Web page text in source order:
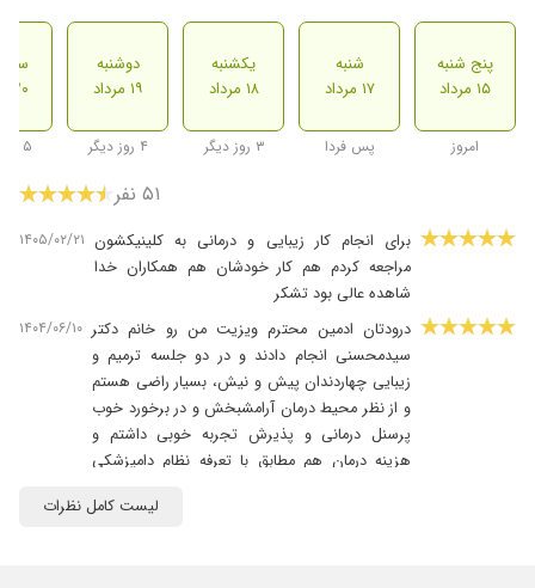
پنج شنبه
۱۵ مرداد
امروز
شنبه
۱۷ مرداد
پس فردا
یکشنبه
۱۸ مرداد
۳ روز دیگر
دوشنبه
۱۹ مرداد
۴ روز دیگر
سه
۲۰ مرداد
۵ روز دیگر
۵۱ نفر
برای انجام کار زیبایی و درمانی به کلینیکشون
مراجعه کردم هم کار خودشان هم همکاران خدا
شاهده عالی بود تشکر
۱۴۰۵/۰۲/۲۱
درودتان ادمین محترم ویزیت من رو خانم دکتر
سیدمحسنی انجام دادند و در دو جلسه ترمیم و
زیبایی چهاردندان پیش و نیش، بسیار راضی هستم
و از نظر محیط درمان آرامشبخش و در برخورد خوب
پرسنل درمانی و پذیرش تجربه خوبی داشتم و
هزینه درمان هم مطابق با تعرفه نظام دامپزشکی
۱۴۰۴/۰۶/۱۰
۱۴۰۴/۰۳/۰۷
لیست کامل نظرات